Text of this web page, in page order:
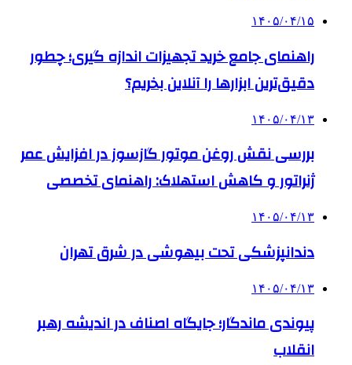
۱۴۰۵/۰۴/۱۵
راهنمای جامع خرید تجهیزات اندازه گیری؛ چطور
دقیق‌ترین ابزارها را آنلاین بخریم؟
۱۴۰۵/۰۴/۱۳
بررسی نقش روغن موتور گازسوز در افزایش عمر
ژنراتور و کاهش استهلاک: راهنمای تخصصی
۱۴۰۵/۰۴/۱۳
دندانپزشکی تحت بیهوشی در شرق تهران
۱۴۰۵/۰۴/۱۳
پیوندی ماندگار؛ جایگاه اصناف در اندیشه رهبر
انقلاب